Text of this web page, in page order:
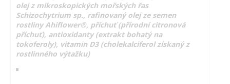
olej z mikroskopických mořských řas
Schizochytrium sp., rafinovaný olej ze semen
rostliny Ahiflower®, příchuť (přírodní citronová
příchuť), antioxidanty (extrakt bohatý na
tokoferoly), vitamin D3 (cholekalciferol získaný z
rostlinného výtažku)